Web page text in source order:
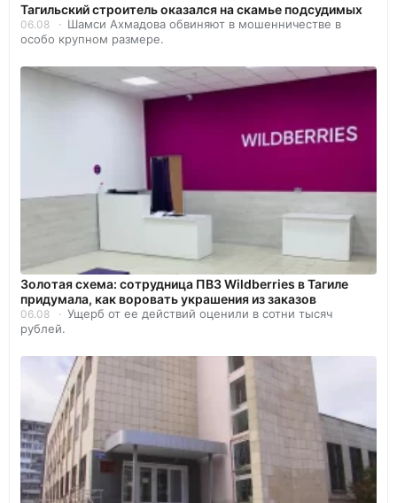
Тагильский строитель оказался на скамье подсудимых
06.08
Шамси Ахмадова обвиняют в мошенничестве в
особо крупном размере.
Золотая схема: сотрудница ПВЗ Wildberries в Тагиле
придумала, как воровать украшения из заказов
06.08
Ущерб от ее действий оценили в сотни тысяч
рублей.